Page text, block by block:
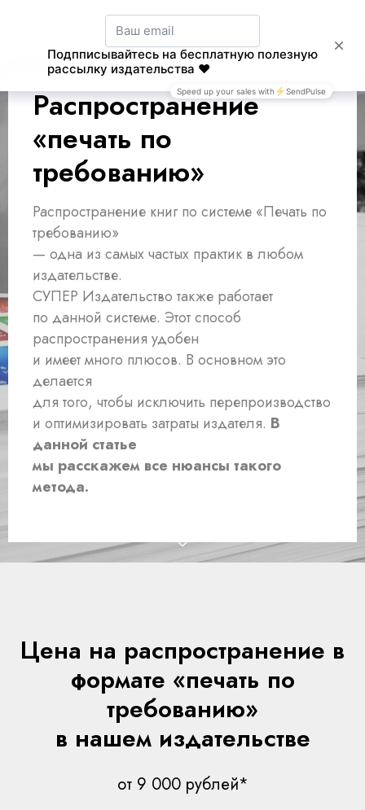
Распространение
«печать по
требованию»
Распространение книг по системе «Печать по
требованию»
— одна из самых частых практик в любом
издательстве.
СУПЕР Издательство также работает
по данной системе. Этот способ
распространения удобен
и имеет много плюсов. В основном это
делается
для того, чтобы исключить перепроизводство
и оптимизировать затраты издателя. В
данной статье
мы расскажем все нюансы такого
метода.
Цена на распространение в
формате «печать по
требованию»
в нашем издательстве
от 9 000 рублей*